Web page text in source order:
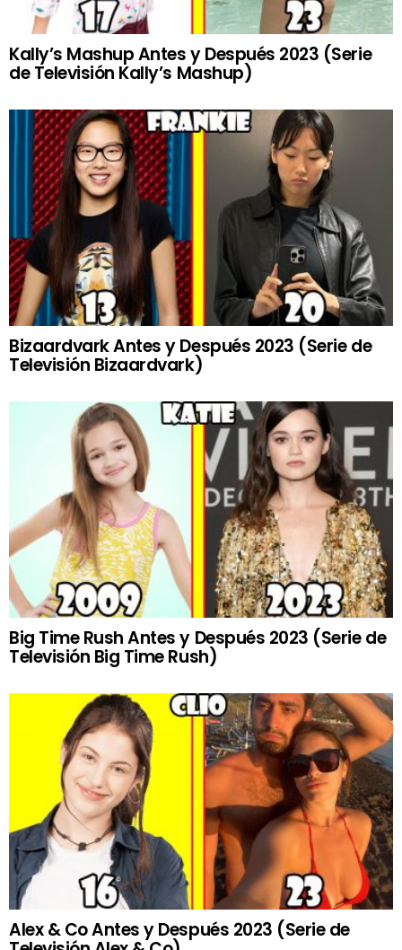
Kally’s Mashup Antes y Después 2023 (Serie
de Televisión Kally’s Mashup)
Bizaardvark Antes y Después 2023 (Serie de
Televisión Bizaardvark)
Big Time Rush Antes y Después 2023 (Serie de
Televisión Big Time Rush)
Alex & Co Antes y Después 2023 (Serie de